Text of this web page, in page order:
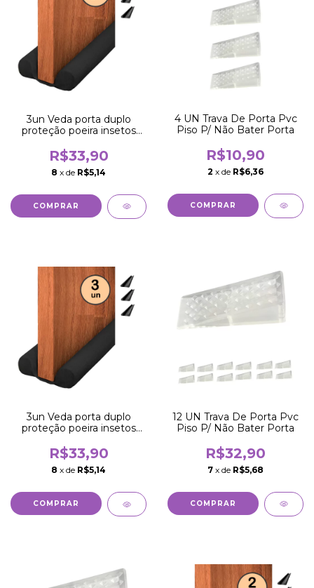
3un Veda porta duplo
proteção poeira insetos
R$33,90
8 x de R$5,14
4 UN Trava De Porta Pvc
Piso P/ Não Bater Porta
R$10,90
2 x de R$6,36
3un Veda porta duplo
proteção poeira insetos
R$33,90
8 x de R$5,14
12 UN Trava De Porta Pvc
Piso P/ Não Bater Porta
R$32,90
7 x de R$5,68